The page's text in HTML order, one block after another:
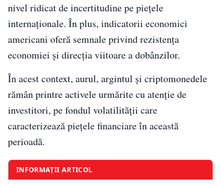
nivel ridicat de incertitudine pe piețele
internaționale. În plus, indicatorii economici
americani oferă semnale privind rezistența
economiei și direcția viitoare a dobânzilor.
În acest context, aurul, argintul și criptomonedele
rămân printre activele urmărite cu atenție de
investitori, pe fondul volatilității care
caracterizează piețele financiare în această
perioadă.
INFORMAȚII ARTICOL